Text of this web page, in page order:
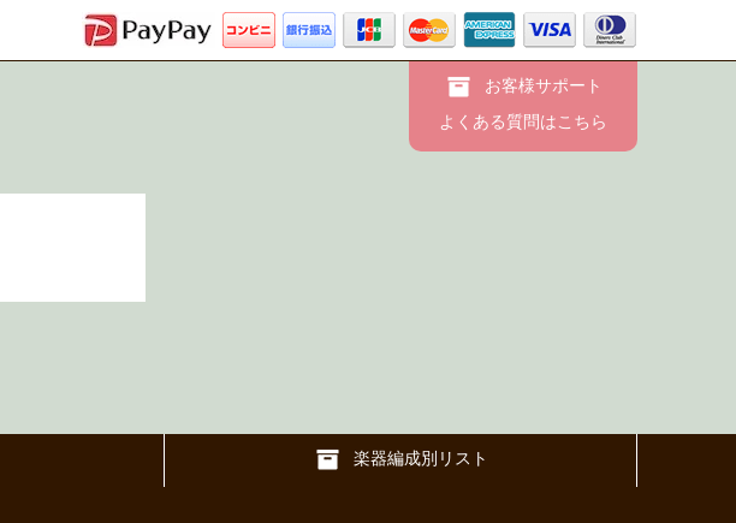
お客様サポート
よくある質問はこちら
楽器編成別リスト